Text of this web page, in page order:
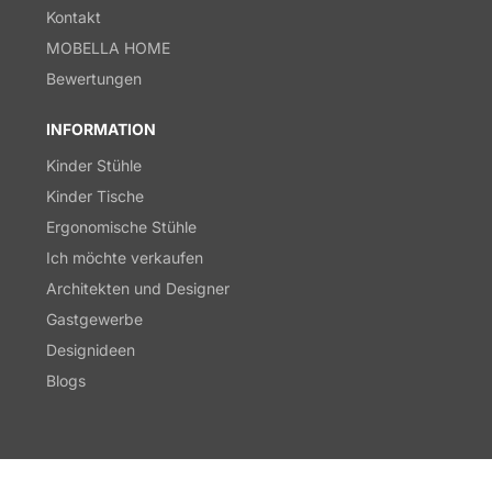
Kontakt
MOBELLA HOME
Bewertungen
INFORMATION
Kinder Stühle
Kinder Tische
Ergonomische Stühle
Ich möchte verkaufen
Architekten und Designer
Gastgewerbe
Designideen
Blogs
© 2026,derStuhl.atPowered by Shopify